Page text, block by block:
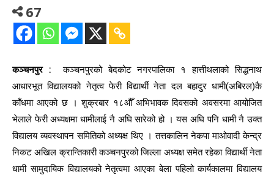
67
कञ्चनपुर :
कञ्चनपुरको बेदकोट नगरपालिका १ हात्तीथलाको सिद्धनाथ
आधारभूत विद्यालयको नेतृत्व फेरी विद्यार्थी नेता दल बहादुर धामी(अबिरल)कै
काँधमा आएको छ । शुक्रबार १८औँ अभिभावक दिवसको अवसरमा आयोजित
भेलाले फेरी अध्यक्षमा धामीलाई नै अघि सारेको हो । यस अघि पनि धामी नै उक्त
विद्यालय व्यवस्थापन समितिको अध्यक्ष थिए । तत्तकालिन नेकपा माओवादी केन्द्र
निकट अखिल क्रान्तिकारी कञ्चनपुरको जिल्ला अध्यक्ष समेत रहेका विद्यार्थी नेता
धामी सामुदायिक विद्यालयको नेतृत्वमा आएका बेला पहिलो कार्यकालमा विद्यालय